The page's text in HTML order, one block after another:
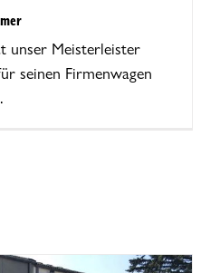
unser Meisterleister
seinen Firmenwagen